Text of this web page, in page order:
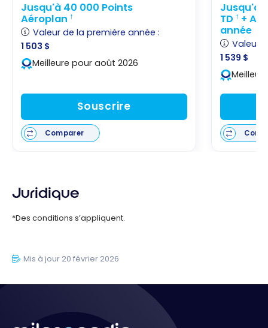
Jusqu'à 40 000 Points
Aéroplan†
Valeur de la première année :
1 503 $
Meilleure pour août 2026
Souscrire
Comparer
Jusqu'à
TD† +
année
Valeur
1 539 $
Juridique
*Des conditions s’appliquent.
Mis à jour 20 février 2026